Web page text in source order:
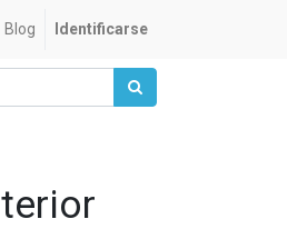
Blog Identificarse